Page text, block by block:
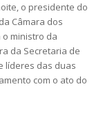
o presidente do
Câmara dos
o ministro da
da Secretaria de
líderes das duas
com o ato do